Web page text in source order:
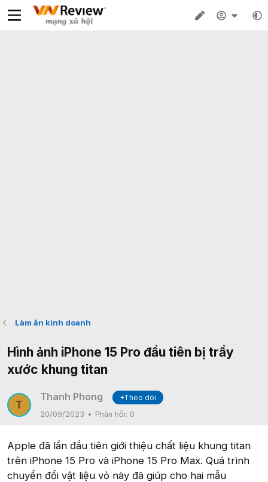
Làm ăn kinh doanh
Hình ảnh iPhone 15 Pro đầu tiên bị trầy
xước khung titan
T
Thanh Phong
+Theo dõi
20/09/2023
Phản hồi: 0
Apple đã lần đầu tiên giới thiệu chất liệu khung titan
trên iPhone 15 Pro và iPhone 15 Pro Max. Quá trình
chuyển đổi vật liệu vỏ này đã giúp cho hai mẫu